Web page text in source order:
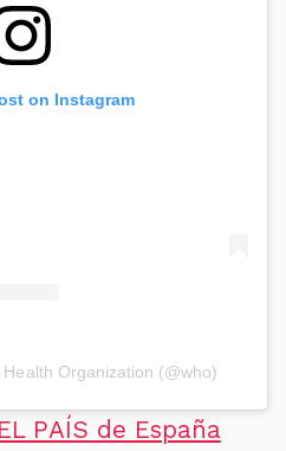
on Instagram
Organization (@who)
EL PAÍS de España